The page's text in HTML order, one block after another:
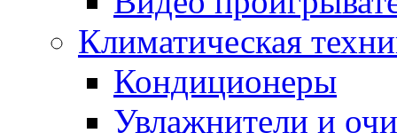
Климатическая
Кондиционеры
Увлажнители и